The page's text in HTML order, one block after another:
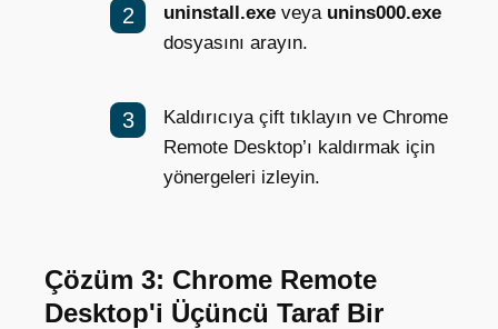
uninstall.exe veya unins000.exe
dosyasını arayın.
Kaldırıcıya çift tıklayın ve Chrome
Remote Desktop’ı kaldırmak için
yönergeleri izleyin.
Çözüm 3: Chrome Remote
Desktop'i Üçüncü Taraf Bir